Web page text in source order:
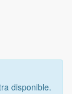
disponible.